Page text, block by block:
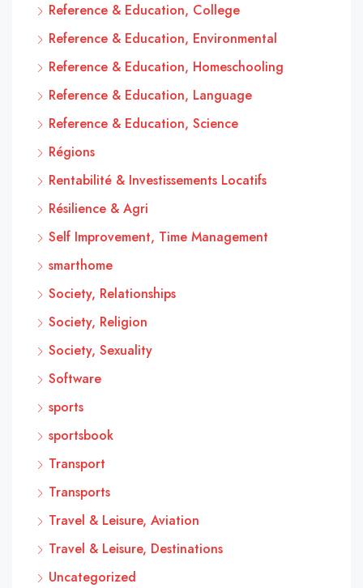
Reference & Education, College
Reference & Education, Environmental
Reference & Education, Homeschooling
Reference & Education, Language
Reference & Education, Science
Régions
Rentabilité & Investissements Locatifs
Résilience & Agri
Self Improvement, Time Management
smarthome
Society, Relationships
Society, Religion
Society, Sexuality
Software
sports
sportsbook
Transport
Transports
Travel & Leisure, Aviation
Travel & Leisure, Destinations
Uncategorized